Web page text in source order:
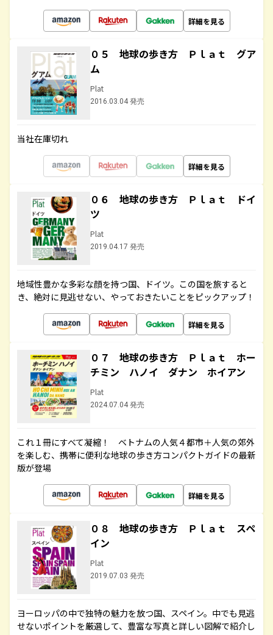
詳細を見る
０５ 地球の歩き方 Ｐｌａｔ グア
ム
Plat
2016.03.04 発売
当社在庫切れ
詳細を見る
０６ 地球の歩き方 Ｐｌａｔ ドイ
ツ
Plat
2019.04.17 発売
地域性豊かな多彩な顔を持つ国、ドイツ。この国を旅すると
き、絶対に見逃せない、やっておきたいことをピックアップ！
詳細を見る
０７ 地球の歩き方 Ｐｌａｔ ホー
チミン ハノイ ダナン ホイアン
Plat
2024.07.04 発売
これ１冊にすべて凝縮！ ベトナムの人気４都市＋人気の郊外
を楽しむ、携帯に便利な地球の歩き方コンパクトガイドの最新
版が登場
詳細を見る
０８ 地球の歩き方 Ｐｌａｔ スペ
イン
Plat
2019.07.03 発売
ヨーロッパの中で独特の魅力を放つ国、スペイン。中でも見逃
せないポイントを厳選して、豊富な写真と詳しい図解で紹介し